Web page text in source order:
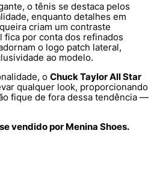
o tênis se destaca pelos
enquanto detalhes em
criam um contraste
fica por conta dos refinados
o logo patch lateral,
ao modelo.
o Chuck Taylor All Star
qualquer look, proporcionando
fique de fora dessa tendência —
vendido por Menina Shoes.